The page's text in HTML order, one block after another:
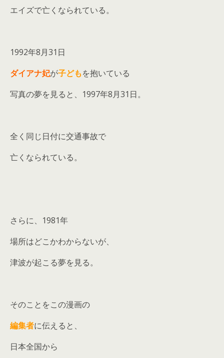
エイズで亡くなられている。
1992年8月31日
ダイアナ妃が子どもを抱いている
写真の夢を見ると、1997年8月31日。
全く同じ日付に交通事故で
亡くなられている。
さらに、1981年
場所はどこかわからないが、
津波が起こる夢を見る。
そのことをこの漫画の
編集者に伝えると、
日本全国から